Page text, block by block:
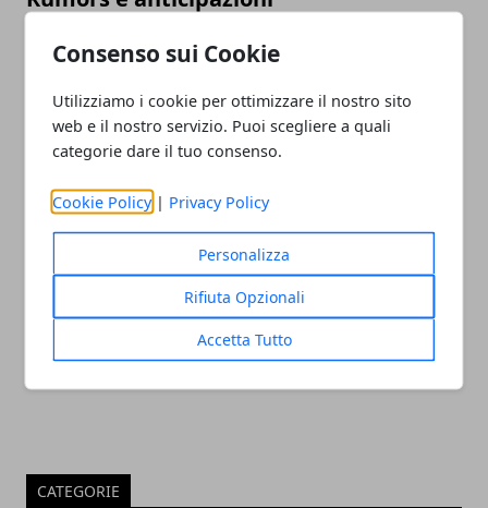
Consenso sui Cookie
Utilizziamo i cookie per ottimizzare il nostro sito
web e il nostro servizio. Puoi scegliere a quali
categorie dare il tuo consenso.
Cookie Policy | Privacy Policy
Personalizza
Rifiuta Opzionali
Accetta Tutto
Amici 2018 Giorgia tra i professori? Ecco
la risposta della cantante
CATEGORIE